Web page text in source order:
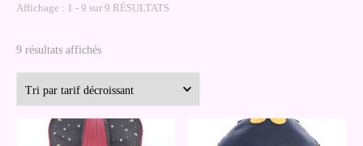
Affichage : 1 - 9 sur 9 RÉSULTATS
9 résultats affichésTrié
prix
décroissant